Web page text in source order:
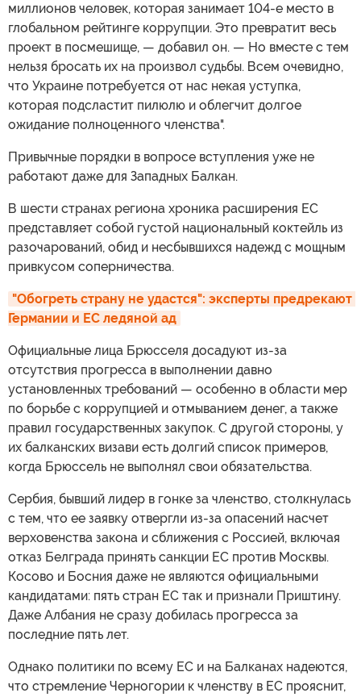
миллионов человек, которая занимает 104-е место в
глобальном рейтинге коррупции. Это превратит весь
проект в посмешище, — добавил он. — Но вместе с тем
нельзя бросать их на произвол судьбы. Всем очевидно,
что Украине потребуется от нас некая уступка,
которая подсластит пилюлю и облегчит долгое
ожидание полноценного членства".
Привычные порядки в вопросе вступления уже не
работают даже для Западных Балкан.
В шести странах региона хроника расширения ЕС
представляет собой густой национальный коктейль из
разочарований, обид и несбывшихся надежд с мощным
привкусом соперничества.
"Обогреть страну не удастся": эксперты предрекают
Германии и ЕС ледяной ад
Официальные лица Брюсселя досадуют из-за
отсутствия прогресса в выполнении давно
установленных требований — особенно в области мер
по борьбе с коррупцией и отмыванием денег, а также
правил государственных закупок. С другой стороны, у
их балканских визави есть долгий список примеров,
когда Брюссель не выполнял свои обязательства.
Сербия, бывший лидер в гонке за членство, столкнулась
с тем, что ее заявку отвергли из-за опасений насчет
верховенства закона и сближения с Россией, включая
отказ Белграда принять санкции ЕС против Москвы.
Косово и Босния даже не являются официальными
кандидатами: пять стран ЕС так и признали Приштину.
Даже Албания не сразу добилась прогресса за
последние пять лет.
Однако политики по всему ЕС и на Балканах надеются,
что стремление Черногории к членству в ЕС прояснит,